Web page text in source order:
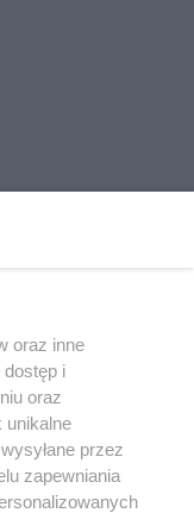
oraz inne
i
oraz
unikalne
przez
zapewniania